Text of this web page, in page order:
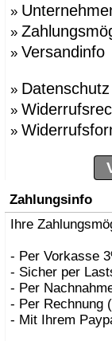
»
»
» Versandinfo
» Datenschutz
»
»
Zahlungsinfo
Ihre
- Per Vorkasse
- Sicher per
- Per
- Per Rechnung
- Mit Ihrem